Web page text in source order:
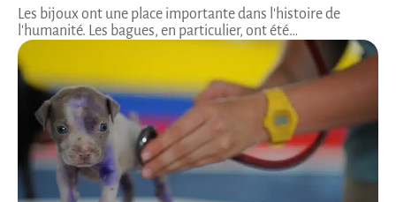
Les bijoux ont une place importante dans l'histoire de
l'humanité. Les bagues, en particulier, ont été…